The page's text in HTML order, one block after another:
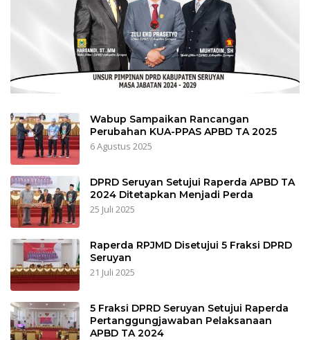
Wabup Sampaikan Rancangan
Perubahan KUA-PPAS APBD TA 2025
6 Agustus 2025
DPRD Seruyan Setujui Raperda APBD TA
2024 Ditetapkan Menjadi Perda
25 Juli 2025
Raperda RPJMD Disetujui 5 Fraksi DPRD
Seruyan
21 Juli 2025
5 Fraksi DPRD Seruyan Setujui Raperda
Pertanggungjawaban Pelaksanaan
APBD TA 2024